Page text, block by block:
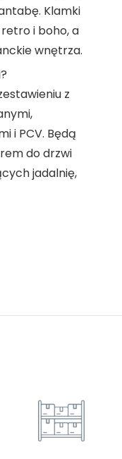
Klamki
i boho, a
wnętrza.
z
i PCV. Będą
do drzwi
jadalnię,